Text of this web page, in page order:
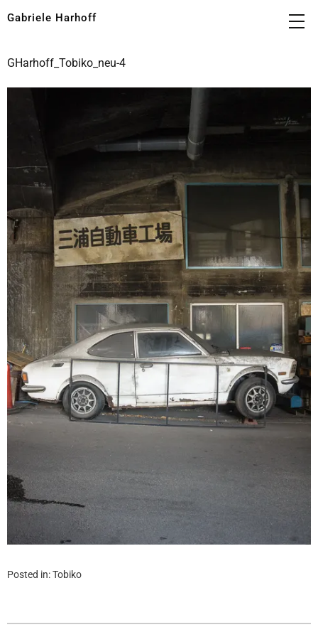
Gabriele Harhoff
GHarhoff_Tobiko_neu-4
Posted in:Tobiko